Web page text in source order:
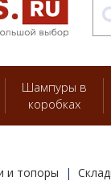
Шампуры в
коробках
и топоры